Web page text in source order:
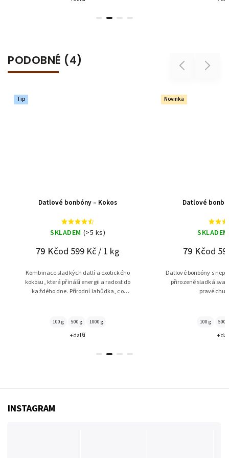
PODOBNÉ (4) Previous
Novinka
Datlové bonbóny – Pistácie
SKLADEM (>5 ks)
79 Kčod 599 Kč / 1 kg
Datlové bonbóny s nepraženými pistáciemi –
přirozeně sladká svačinka plná energie a
pravé chuti přírody.
100 g 500 g 1000 g
+ další
Datlové
79 Kčod
Intenzivní aroma
přirozenou
pochoutka, která
100 g
+
Next
INSTAGRAM